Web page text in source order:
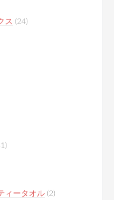
ス (24)
ィータオル (2)